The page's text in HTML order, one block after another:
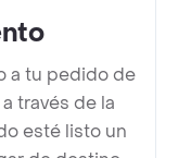
a tu pedido de
través de la
esté listo un